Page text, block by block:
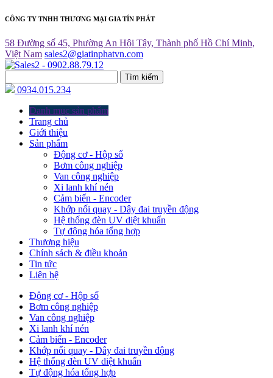
CÔNG TY TNHH THƯƠNG MẠI GIA TÍN PHÁT
58 Đường số 45, Phường An Hội Tây, Thành phố Hồ Chí Minh,
Việt Nam sales2@giatinphatvn.com
Tìm kiếm
0934.015.234
Danh mục sản phẩm
Trang chủ
Giới thiệu
Sản phẩm
Động cơ - Hộp số
Bơm công nghiệp
Van công nghiệp
Xi lanh khí nén
Cảm biến - Encoder
Khớp nối quay - Dây đai truyền động
Hệ thống đèn UV diệt khuẩn
Tự động hóa tổng hợp
Thương hiệu
Chính sách & điều khoản
Tin tức
Liên hệ
Động cơ - Hộp số
Bơm công nghiệp
Van công nghiệp
Xi lanh khí nén
Cảm biến - Encoder
Khớp nối quay - Dây đai truyền động
Hệ thống đèn UV diệt khuẩn
Tự động hóa tổng hợp